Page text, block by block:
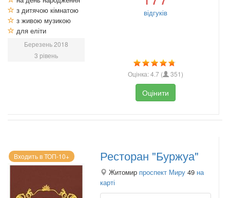
з дитячою кімнатою
з живою музикою
для еліти
Березень 2018
3 рівень
відгуків
Оцінка:4.7 ( 351)
Оцінити
Входить в ТОП-10+ Ресторан "Буржуа"
Житомир проспект Миру 49 на
карті